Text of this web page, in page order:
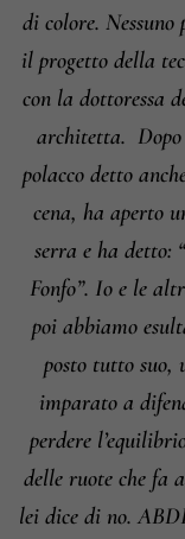
di colore. Nessuno
il progetto della
con la dottoressa
architetta.
polacco detto
cena, ha aperto
serra e ha detto:
Fonfo”. Io e le
poi abbiamo
posto tutto suo,
imparato a
perdere
delle ruote che fa
lei dice di no.